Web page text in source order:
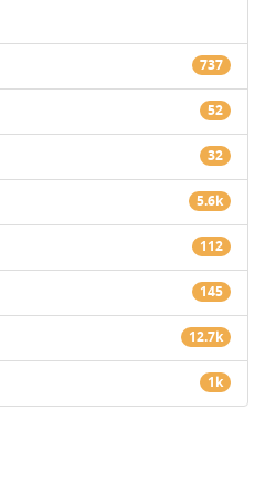
737
52
32
5.6k
112
145
12.7k
1k